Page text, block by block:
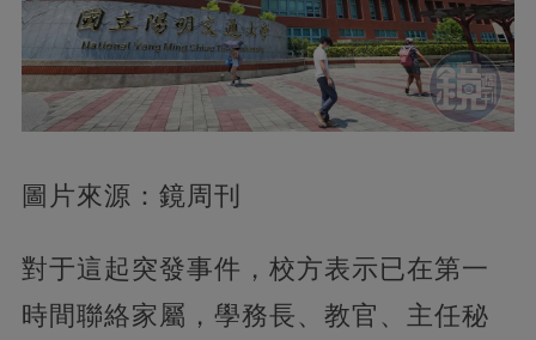
圖片來源：鏡周刊
對于這起突發事件，校方表示已在第一
時間聯絡家屬，學務長、教官、主任秘